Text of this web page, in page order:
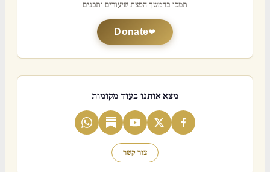
תמכו בהמשך הפצת שיעורים ותכנים
Donate
מצא אותנו בעוד מקומות
צור קשר